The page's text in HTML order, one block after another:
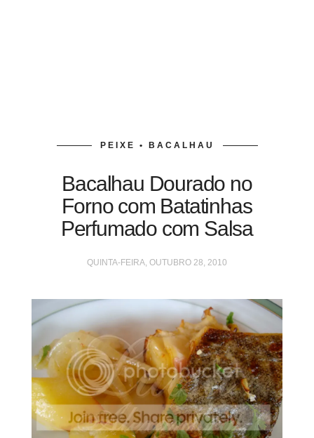
PEIXE • BACALHAU
Bacalhau Dourado no
Forno com Batatinhas
Perfumado com Salsa
QUINTA-FEIRA, OUTUBRO 28, 2010